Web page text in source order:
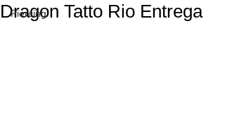
Piercing
Dragon Tatto Rio Entrega